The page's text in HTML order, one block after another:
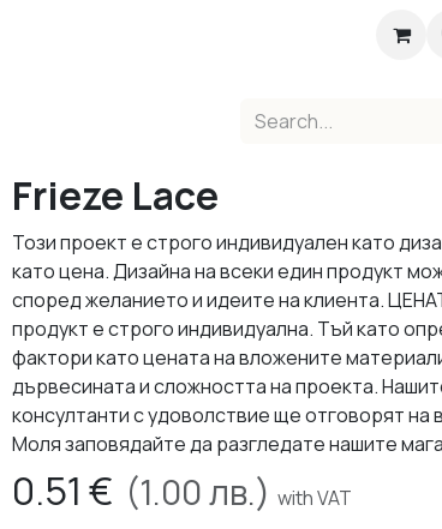
Frieze Lace
Този проект е строго индивидуален като
като цена. Дизайна на всеки един продукт
според желанието и идеите на клиента.
продукт е строго индивидуална. Тъй като
фактори като цената на вложените
дървесината и сложността на проекта.
консултанти с удоволствие ще отговорят на
Моля заповядайте да разгледате нашите
0.51 € (1.00лв.) with VAT